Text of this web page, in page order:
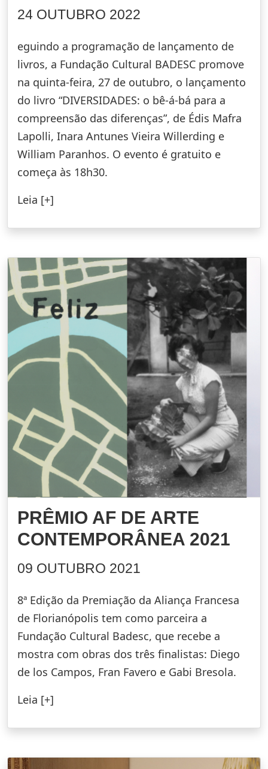
24 OUTUBRO 2022
eguindo a programação de lançamento de
livros, a Fundação Cultural BADESC promove
na quinta-feira, 27 de outubro, o lançamento
do livro “DIVERSIDADES: o bê-á-bá para a
compreensão das diferenças”, de Édis Mafra
Lapolli, Inara Antunes Vieira Willerding e
William Paranhos. O evento é gratuito e
começa às 18h30.
Leia [+]
PRÊMIO AF DE ARTE
CONTEMPORÂNEA 2021
09 OUTUBRO 2021
8ª Edição da Premiação da Aliança Francesa
de Florianópolis tem como parceira a
Fundação Cultural Badesc, que recebe a
mostra com obras dos três finalistas: Diego
de los Campos, Fran Favero e Gabi Bresola.
Leia [+]